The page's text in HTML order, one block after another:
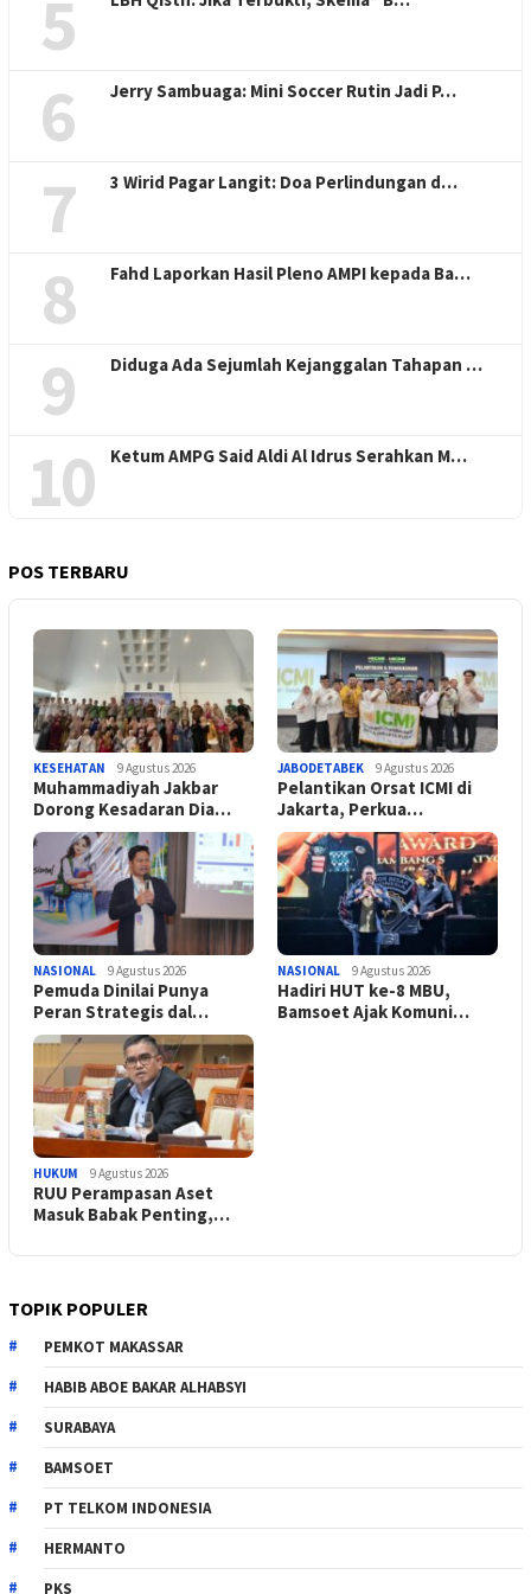
5
6 Jerry Sambuaga: Mini Soccer Rutin Jadi P…
7 3 Wirid Pagar Langit: Doa Perlindungan d…
8 Fahd Laporkan Hasil Pleno AMPI kepada Ba…
9 Diduga Ada Sejumlah Kejanggalan Tahapan …
10 Ketum AMPG Said Aldi Al Idrus Serahkan M…
POS TERBARU
KESEHATAN 9 Agustus 2026
Muhammadiyah Jakbar
Dorong Kesadaran Dia…
JABODETABEK 9 Agustus 2026
Pelantikan Orsat ICMI di
Jakarta, Perkua…
NASIONAL 9 Agustus 2026
Pemuda Dinilai Punya
Peran Strategis dal…
NASIONAL 9 Agustus 2026
Hadiri HUT ke-8 MBU,
Bamsoet Ajak Komuni…
HUKUM 9 Agustus 2026
RUU Perampasan Aset
Masuk Babak Penting,…
TOPIK POPULER
PEMKOT MAKASSAR
HABIB ABOE BAKAR ALHABSYI
SURABAYA
BAMSOET
PT TELKOM INDONESIA
HERMANTO
PKS